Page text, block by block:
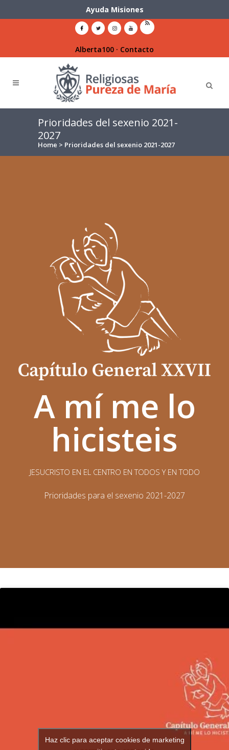
Ayuda Misiones
Alberta100 · Contacto
Prioridades del sexenio 2021-
2027
Home > Prioridades del sexenio 2021-2027
A mí me lo
hicisteis
JESUCRISTO EN EL CENTRO EN TODOS Y EN TODO
Prioridades para el sexenio 2021-2027
Haz clic para aceptar cookies de marketing